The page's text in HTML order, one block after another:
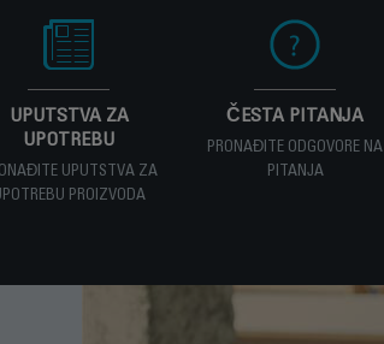
UPUTSTVA ZA
UPOTREBU
UPUTSTVA ZA
PROIZVODA
ČESTA PITANJA
PRONAĐITE ODGOVORE NA
PITANJA